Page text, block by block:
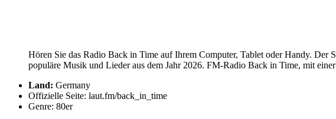
Hören Sie das Radio Back in Time auf Ihrem Computer, Tablet oder Handy. Der
populäre Musik und Lieder aus dem Jahr 2026. FM-Radio Back in Time, mit
Land: Germany
Offizielle Seite: laut.fm/back_in_time
Genre: 80er